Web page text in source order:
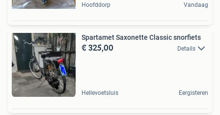
Hoofddorp Vandaag
Spartamet Saxonette Classic snorfiets
€ 325,00 Details
Hellevoetsluis Eergisteren